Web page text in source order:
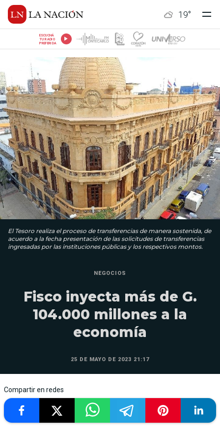
19°
ESCUCHÁ
TU RADIO
PREFERIDA
El Tesoro realiza el proceso de transferencias de manera sostenida, de
acuerdo a la fecha presentación de las solicitudes de transferencias
ingresadas por las instituciones públicas y los respectivos montos.
NEGOCIOS
Fisco inyecta más de G.
104.000 millones a la
economía
25 DE MAYO DE 2023 21:17
Compartir en redes